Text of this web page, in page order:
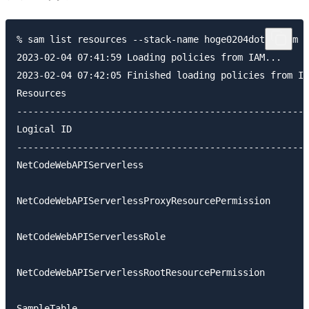
% sam list resources --stack-name hoge0204dotnetsam
2023-02-04 07:41:59 Loading policies from IAM...
2023-02-04 07:42:05 Finished loading policies from
Resources
Logical ID
NetCodeWebAPIServerless
NetCodeWebAPIServerlessProxyResourcePermission
NetCodeWebAPIServerlessRole
NetCodeWebAPIServerlessRootResourcePermission